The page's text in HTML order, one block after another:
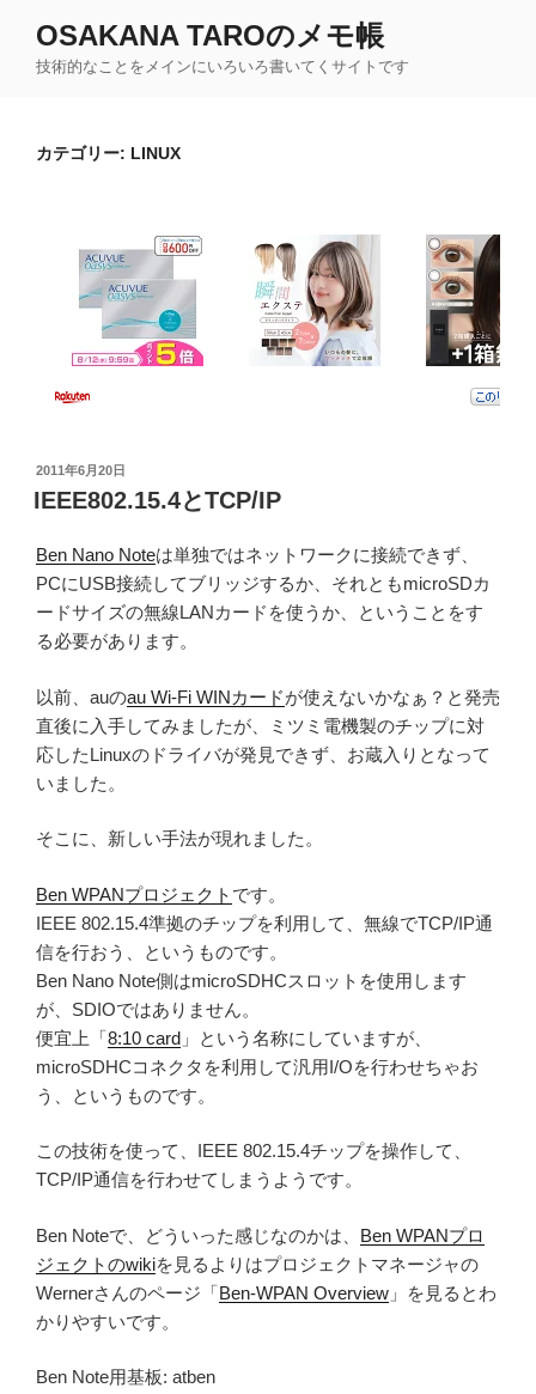
OSAKANA TAROのメモ帳
技術的なことをメインにいろいろ書いてくサイトです
カテゴリー: LINUX
投
稿
日:
2011年6月20日
IEEE802.15.4とTCP/IP
Ben Nano Noteは単独ではネットワークに接続できず、
PCにUSB接続してブリッジするか、それともmicroSDカ
ードサイズの無線LANカードを使うか、ということをす
る必要があります。
以前、auのau Wi-Fi WINカードが使えないかなぁ？と発売
直後に入手してみましたが、ミツミ電機製のチップに対
応したLinuxのドライバが発見できず、お蔵入りとなって
いました。
そこに、新しい手法が現れました。
Ben WPANプロジェクト です。
IEEE 802.15.4準拠のチップを利用して、無線でTCP/IP通
信を行おう、というものです。
Ben Nano Note側はmicroSDHCスロットを使用します
が、SDIOではありません。
便宜上「8:10 card 」という名称にしていますが、
microSDHCコネクタを利用して汎用I/Oを行わせちゃお
う、というものです。
この技術を使って、IEEE 802.15.4チップを操作して、
TCP/IP通信を行わせてしまうようです。
Ben Noteで、どういった感じなのかは、 Ben WPANプロ
ジェクトのwikiを見るよりはプロジェクトマネージャの
Wernerさんのページ「Ben-WPAN Overview 」を見るとわ
かりやすいです。
Ben Note用基板: atben